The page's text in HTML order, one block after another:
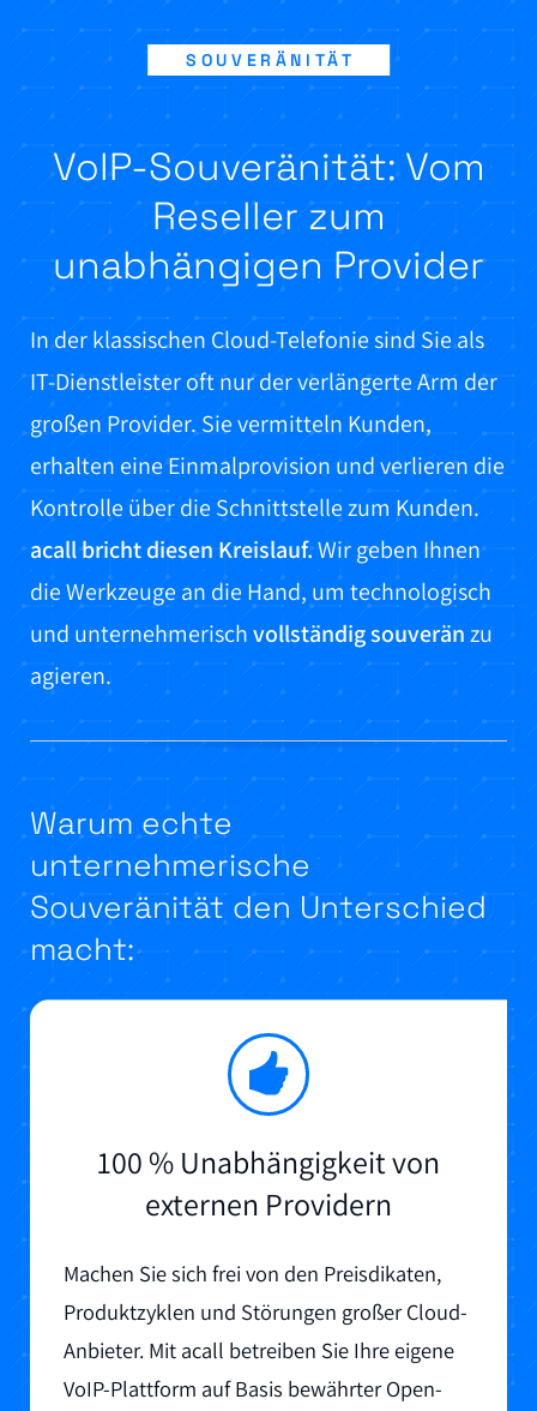
SOUVERÄNITÄT
VoIP-Souveränität: Vom
Reseller zum
unabhängigen Provider
In der klassischen Cloud-Telefonie sind Sie als
IT-Dienstleister oft nur der verlängerte Arm der
großen Provider. Sie vermitteln Kunden,
erhalten eine Einmalprovision und verlieren die
Kontrolle über die Schnittstelle zum Kunden.
acall bricht diesen Kreislauf.Wir geben Ihnen
die Werkzeuge an die Hand, um technologisch
und unternehmerischvollständig souveränzu
agieren.
Warum echte
unternehmerische
Souveränität den Unterschied
macht:
100 % Unabhängigkeit von
externen Providern
Machen Sie sich frei von den Preisdikaten,
Produktzyklen und Störungen großer Cloud-
Anbieter. Mit acall betreiben Sie Ihre eigene
VoIP-Plattform auf Basis bewährter Open-